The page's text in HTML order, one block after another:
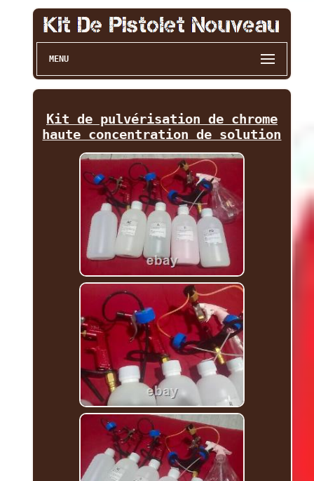
MENU
Kit de pulvérisation de chrome
haute concentration de solution